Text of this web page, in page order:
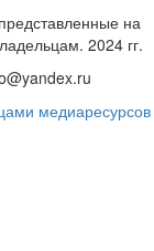
на
2024 гг.
медиаресурсов